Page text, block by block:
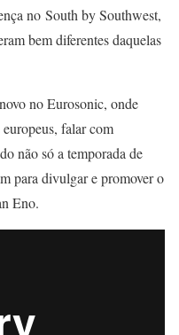
no South by Southwest,
bem diferentes daquelas
no Eurosonic, onde
falar com
não só a temporada de
para divulgar e promover o
Eno.